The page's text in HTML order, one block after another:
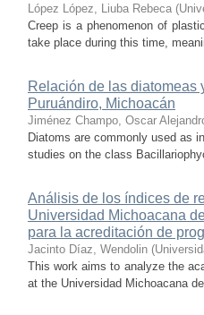
López López, Liuba Rebeca (
Creep is a phenomenon of
take place during this time,
Relación de las diatomeas
Puruándiro, Michoacán
Jiménez Champo, Oscar
Diatoms are commonly used as
studies on the class
Análisis de los índices de
Universidad Michoacana
para la acreditación de
Jacinto Díaz, Wendolin (
This work aims to analyze the
at the Universidad Michoacana